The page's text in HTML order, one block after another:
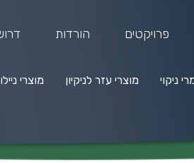
פרויקטים הורדות
ניקוי מוצרי עזר לניקיון מוצרי